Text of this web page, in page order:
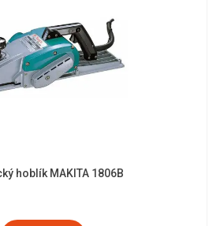
hoblík MAKITA 1806B